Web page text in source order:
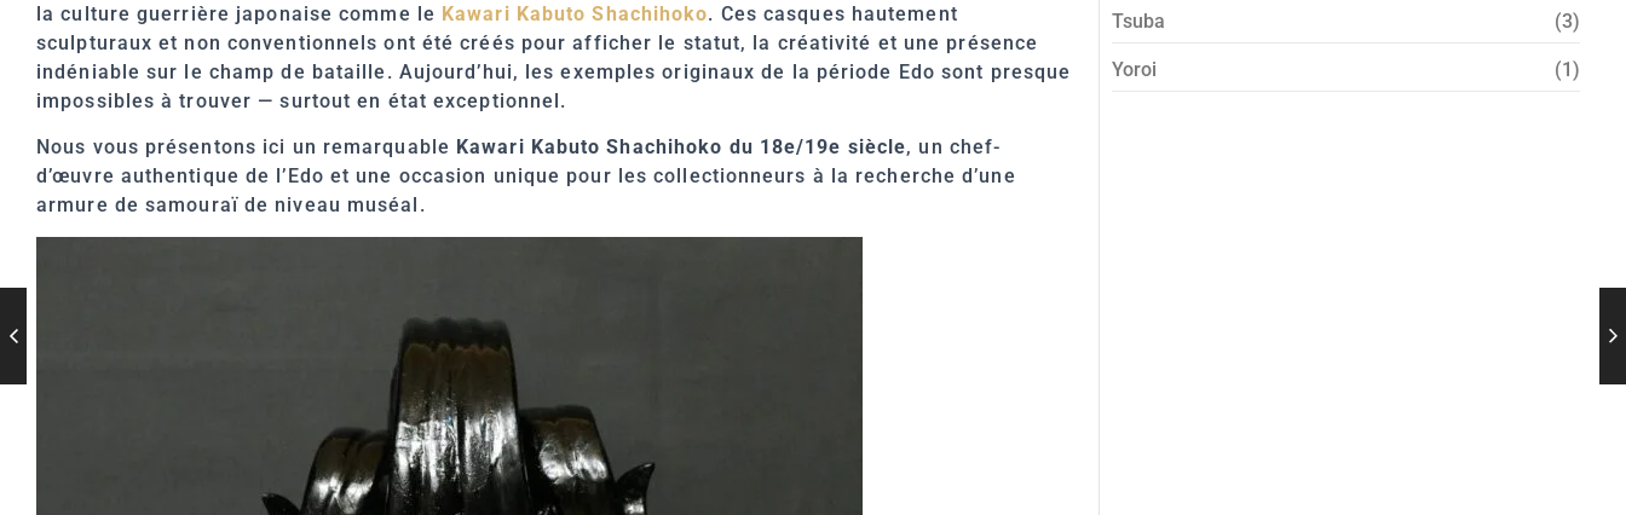
la culture guerrière japonaise comme le Kawari Kabuto Shachihoko. Ces casques hautement
sculpturaux et non conventionnels ont été créés pour afficher le statut, la créativité et une présence
indéniable sur le champ de bataille. Aujourd’hui, les exemples originaux de la période Edo sont presque
impossibles à trouver — surtout en état exceptionnel.
Nous vous présentons ici un remarquable Kawari Kabuto Shachihoko du 18e/19e siècle, un chef-
d’œuvre authentique de l’Edo et une occasion unique pour les collectionneurs à la recherche d’une
armure de samouraï de niveau muséal.
Tsuba (3)
Yoroi (1)